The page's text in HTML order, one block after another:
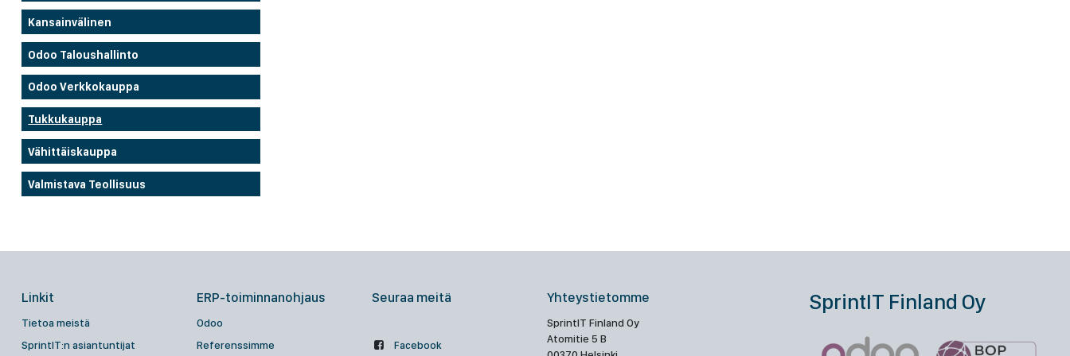
Kansainvälinen
Odoo Taloushallinto
Odoo Verkkokauppa
Tukkukauppa
Vähittäiskauppa
Valmistava Teollisuus
Linkit
Tietoa meistä
SprintIT:n asiantuntijat
ERP-toiminnanohjaus
Odoo
Referenssimme
Seuraa meitä
Facebook
Yhteystietomme
SprintIT Finland Oy
Atomitie 5 B
SprintIT Finland Oy